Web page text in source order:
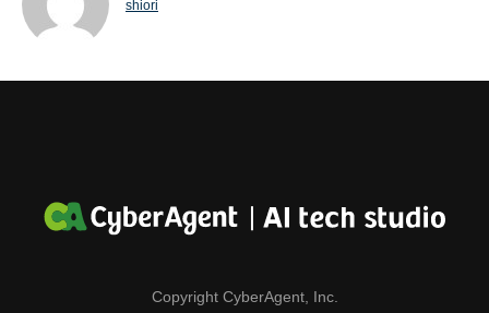
shiori
Copyright CyberAgent, Inc.